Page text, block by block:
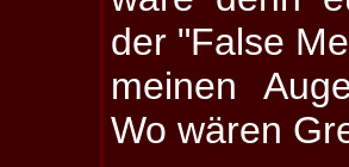
der "False
meinen
Wo wären